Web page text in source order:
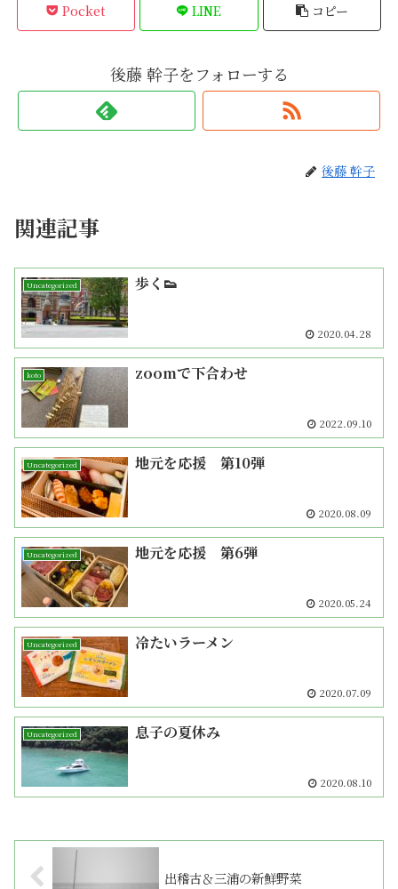
Pocket LINE コピー
後藤 幹子をフォローする
後藤 幹子
関連記事
Uncategorized 歩く👟
2020.04.28
koto zoomで下合わせ
2022.09.10
Uncategorized 地元を応援 第10弾
2020.08.09
Uncategorized 地元を応援 第6弾
2020.05.24
Uncategorized 冷たいラーメン
2020.07.09
Uncategorized 息子の夏休み
2020.08.10
出稽古＆三浦の新鮮野菜